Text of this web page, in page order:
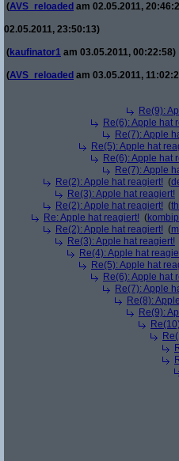
(AVS_reloaded am 02.05.2011,
02.05.2011, 23:50:13)
(kaufinator1 am 03.05.2011, 00:22:58)
(AVS_reloaded am 03.05.2011,
Re(9):
Re(6): Apple hat
Re(7): Apple
Re(5): Apple hat
Re(6): Apple hat
Re(7): Apple
Re(2): Apple hat reagiert! (
Re(3): Apple hat reagiert!
Re(2): Apple hat reagiert! (
Re: Apple hat reagiert! (
Re(2): Apple hat reagiert! (
Re(3): Apple hat reagiert!
Re(4): Apple hat
Re(5): Apple hat
Re(6): Apple hat
Re(7): Apple
Re(8):
Re(9):